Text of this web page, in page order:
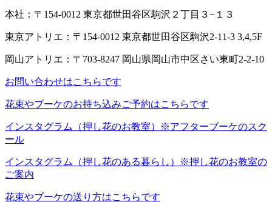
本社：〒154-0012 東京都世田谷区駒沢２丁目３−１３
東京アトリエ：〒154-0012 東京都世田谷区駒沢2-11-3 3,4,5F
岡山アトリエ：〒703-8247 岡山県岡山市中区さい東町2-2-10
お問い合わせはこちらです
花束やブーケのお持ち込みご予約はこちらです
インスタグラム（押し花のお教室）※アフターブーケのスク
ール
インスタグラム（押し花のある暮らし）※押し花のお教室の
ご案内
花束やブーケの送り方はこちらです